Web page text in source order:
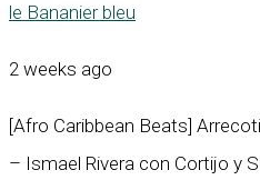
le Bananier bleu
2 weeks ago
[Afro Caribbean Beats]
– Ismael Rivera con Cortijo y